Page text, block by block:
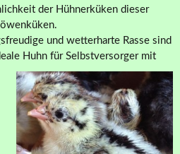
der Hühnerküken dieser
und wetterharte Rasse sind
Huhn für Selbstversorger mit